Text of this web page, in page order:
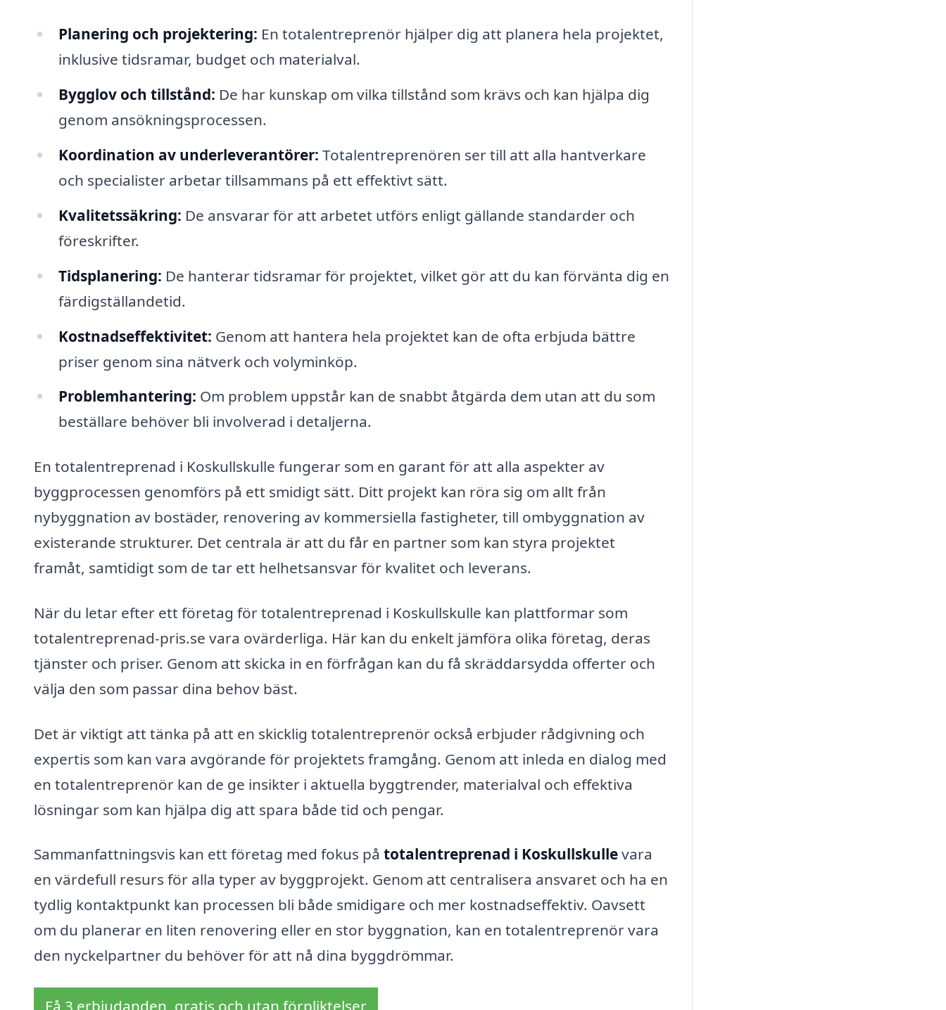
Planering och projektering: En totalentreprenör hjälper dig att planera hela projektet,
inklusive tidsramar, budget och materialval.
Bygglov och tillstånd: De har kunskap om vilka tillstånd som krävs och kan hjälpa dig
genom ansökningsprocessen.
Koordination av underleverantörer: Totalentreprenören ser till att alla hantverkare
och specialister arbetar tillsammans på ett effektivt sätt.
Kvalitetssäkring: De ansvarar för att arbetet utförs enligt gällande standarder och
föreskrifter.
Tidsplanering: De hanterar tidsramar för projektet, vilket gör att du kan förvänta dig en
färdigställandetid.
Kostnadseffektivitet: Genom att hantera hela projektet kan de ofta erbjuda bättre
priser genom sina nätverk och volyminköp.
Problemhantering: Om problem uppstår kan de snabbt åtgärda dem utan att du som
beställare behöver bli involverad i detaljerna.
En totalentreprenad i Koskullskulle fungerar som en garant för att alla aspekter av
byggprocessen genomförs på ett smidigt sätt. Ditt projekt kan röra sig om allt från
nybyggnation av bostäder, renovering av kommersiella fastigheter, till ombyggnation av
existerande strukturer. Det centrala är att du får en partner som kan styra projektet
framåt, samtidigt som de tar ett helhetsansvar för kvalitet och leverans.
När du letar efter ett företag för totalentreprenad i Koskullskulle kan plattformar som
totalentreprenad-pris.se vara ovärderliga. Här kan du enkelt jämföra olika företag, deras
tjänster och priser. Genom att skicka in en förfrågan kan du få skräddarsydda offerter och
välja den som passar dina behov bäst.
Det är viktigt att tänka på att en skicklig totalentreprenör också erbjuder rådgivning och
expertis som kan vara avgörande för projektets framgång. Genom att inleda en dialog med
en totalentreprenör kan de ge insikter i aktuella byggtrender, materialval och effektiva
lösningar som kan hjälpa dig att spara både tid och pengar.
Sammanfattningsvis kan ett företag med fokus på totalentreprenad i Koskullskullevara
en värdefull resurs för alla typer av byggprojekt. Genom att centralisera ansvaret och ha en
tydlig kontaktpunkt kan processen bli både smidigare och mer kostnadseffektiv. Oavsett
om du planerar en liten renovering eller en stor byggnation, kan en totalentreprenör vara
den nyckelpartner du behöver för att nå dina byggdrömmar.
Få 3 erbjudanden, gratis och utan förpliktelser